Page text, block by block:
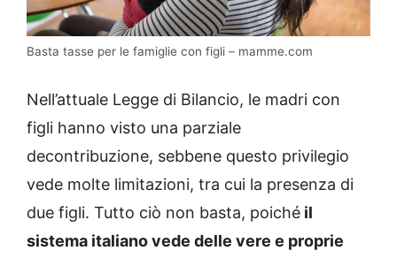
Basta tasse per le famiglie con figli – mamme.com
Nell’attuale Legge di Bilancio, le madri con
figli hanno visto una parziale
decontribuzione, sebbene questo privilegio
vede molte limitazioni, tra cui la presenza di
due figli. Tutto ciò non basta, poiché il
sistema italiano vede delle vere e proprie